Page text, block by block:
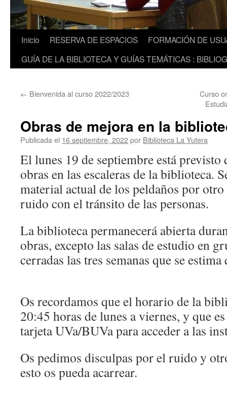
Inicio RESERVA DE ESPACIOS
FORMACIÓN DE
GUÍA DE LA BIBLIOTECA Y GUÍAS TEMÁTICAS :
← Bienvenida al curso 2022/2023
Curso
Obras de mejora en la
Publicada el 16 septiembre, 2022por Biblioteca La Yutera
El lunes 19 de septiembre está previsto
obras en las escaleras de la biblioteca.
material actual de los peldaños por
ruido con el tránsito de las personas.
La biblioteca permanecerá abierta
obras, excepto las salas de estudio en
cerradas las tres semanas que se
Os recordamos que el horario de la
20:45 horas de lunes a viernes, y que
tarjeta UVa/BUVa para acceder a las
Os pedimos disculpas por el ruido y
esto os pueda acarrear.